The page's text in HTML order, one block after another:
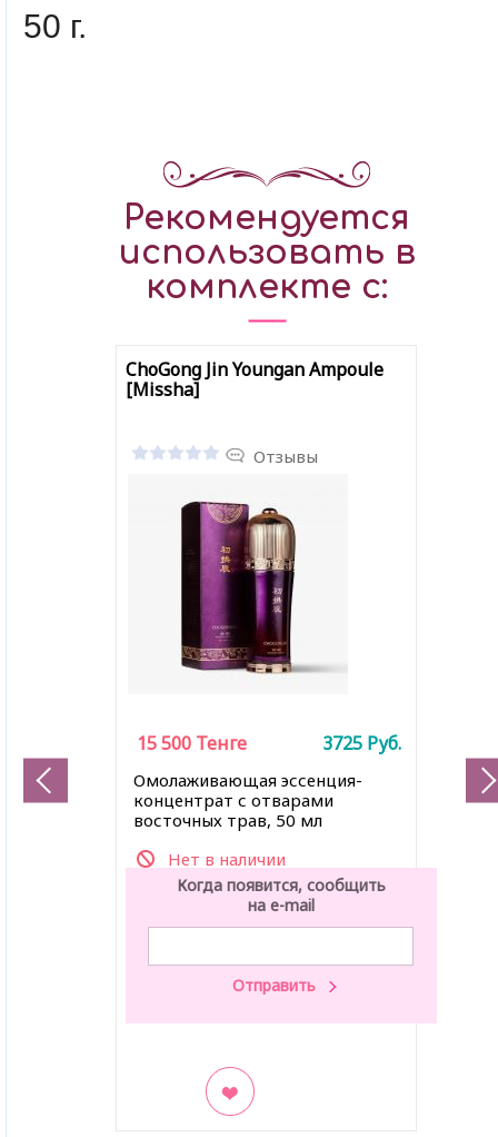
50 г.
Рекомендуется
использовать в
комплекте с:
ChoGong Jin Youngan Ampoule
[Missha]
Отзывы
Омолаживающая эссенция-
концентрат с отварами
восточных трав, 50 мл
Нет в наличии
15 500 Тенге 3725 Руб.
Когда появится, сообщить
на e-mail